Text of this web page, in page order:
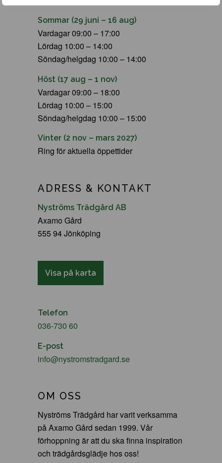
Sommar (29 juni – 16 aug)
Vardagar 09:00 – 17:00
Lördag 10:00 – 14:00
Söndag/helgdag 10:00 – 14:00
Höst (17 aug – 1 nov)
Vardagar 09:00 – 18:00
Lördag 10:00 – 15:00
Söndag/helgdag 10:00 – 15:00
Vinter (2 nov – mars 2027)
Ring för aktuella öppettider
ADRESS & KONTAKT
Nyströms Trädgård AB
Axamo Gård
555 94 Jönköping
Visa på karta
Telefon
036-730 60
E-post
info@nystromstradgard.se
OM OSS
Nyströms Trädgård har varit verksamma
på Axamo Gård sedan 1999. Vår
förhoppning är att du ska finna inspiration
och trädgårdsglädje hos oss!